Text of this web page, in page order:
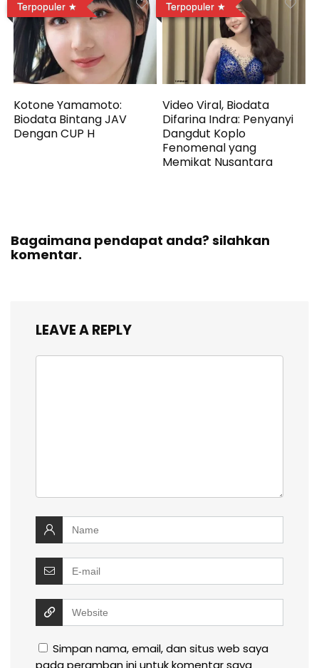
Terpopuler
Kotone Yamamoto:
Biodata Bintang JAV
Dengan CUP H
Terpopuler
Video Viral, Biodata
Difarina Indra: Penyanyi
Dangdut Koplo
Fenomenal yang
Memikat Nusantara
Bagaimana pendapat anda? silahkan
komentar.
LEAVE A REPLY
Simpan nama, email, dan situs web saya
pada peramban ini untuk komentar saya